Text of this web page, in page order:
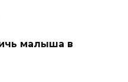
малыша в